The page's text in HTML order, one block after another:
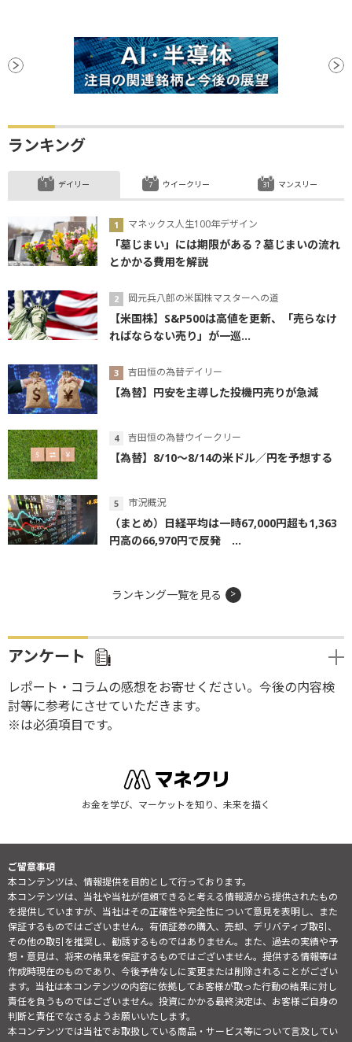
ランキング
デイリー
マネックス人生100年デザイン
「墓じまい」には期限がある？墓じまいの流れ
とかかる費用を解説
岡元兵八郎の米国株マスターへの道
【米国株】S&P500は高値を更新、「売らなけ
ればならない売り」が一巡...
吉田恒の為替デイリー
【為替】円安を主導した投機円売りが急減
吉田恒の為替ウイークリー
【為替】8/10～8/14の米ドル／円を予想する
市況概況
（まとめ）日経平均は一時67,000円超も1,363
円高の66,970円で反発 ...
ウイークリー マンスリー
ランキング一覧を見る
アンケート
レポート・コラムの感想をお寄せください。今後の内容検
討等に参考にさせていただきます。
※は必須項目です。
お金を学び、マーケットを知り、未来を描く
ご留意事項
本コンテンツは、情報提供を目的として行っております。
本コンテンツは、当社や当社が信頼できると考える情報源から提供されたもの
を提供していますが、当社はその正確性や完全性について意見を表明し、また
保証するものではございません。有価証券の購入、売却、デリバティブ取引、
その他の取引を推奨し、勧誘するものではありません。また、過去の実績や予
想・意見は、将来の結果を保証するものではございません。提供する情報等は
作成時現在のものであり、今後予告なしに変更または削除されることがござい
ます。当社は本コンテンツの内容に依拠してお客様が取った行動の結果に対し
責任を負うものではございません。投資にかかる最終決定は、お客様ご自身の
判断と責任でなさるようお願いいたします。
本コンテンツでは当社でお取扱している商品・サービス等について言及してい